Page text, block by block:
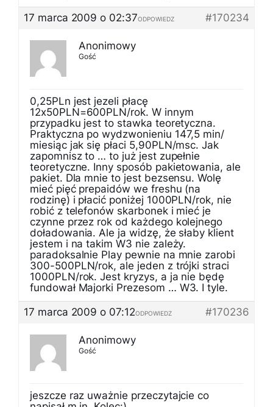
17 marca 2009 o 02:37
#170234
ODPOWIEDZ
Anonimowy
Gość
0,25PLn jest jezeli płacę
12x50PLN=600PLN/rok. W innym
przypadku jest to stawka teoretyczna.
Praktyczna po wydzwonieniu 147,5 min/
miesiąc jak się płaci 5,90PLN/msc. Jak
zapomnisz to … to już jest zupełnie
teoretyczne. Inny sposób pakietowania, ale
pakiet. Dla mnie to jest bezsensu. Wolę
mieć pięć prepaidów we freshu (na
rodzinę) i płacić poniżej 1000PLN/rok, nie
robić z telefonów skarbonek i mieć je
czynne przez rok od każdego kolejnego
doładowania. Ale ja widzę, że słaby klient
jestem i na takim W3 nie zależy.
paradoksalnie Play pewnie na mnie zarobi
300-500PLN/rok, ale jeden z trójki straci
1000PLN/rok. Jest kryzys, a ja nie będę
fundował Majorki Prezesom … W3. I tyle.
17 marca 2009 o 07:12
#170236
ODPOWIEDZ
Anonimowy
Gość
jeszcze raz uważnie przeczytajcie co